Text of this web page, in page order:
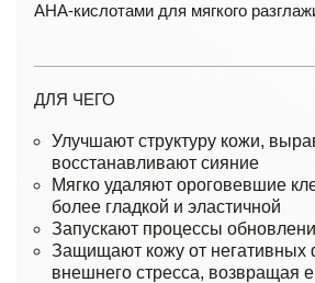
АНА-кислотами для мягкого
ДЛЯ ЧЕГО
Улучшают структуру кожи,
восстанавливают сияние
Мягко удаляют ороговевшие
более гладкой и эластичной
Запускают процессы
Защищают кожу от негативных
внешнего стресса, возвращая